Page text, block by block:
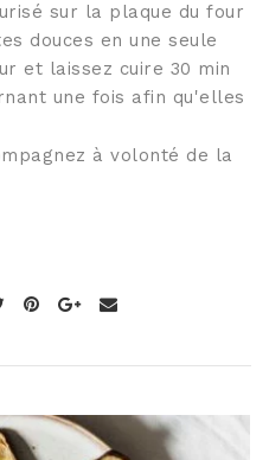
sur la plaque du four
douces en une seule
et laissez cuire 30 min
une fois afin qu'elles
à volonté de la